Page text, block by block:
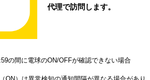
代理で訪問します。
の間に電球のON/OFFが確認できない場合